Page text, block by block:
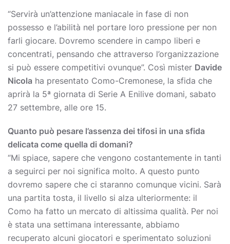
“Servirà un’attenzione maniacale in fase di non
possesso e l’abilità nel portare loro pressione per non
farli giocare. Dovremo scendere in campo liberi e
concentrati, pensando che attraverso l’organizzazione
si può essere competitivi ovunque”. Così mister Davide
Nicola ha presentato Como-Cremonese, la sfida che
aprirà la 5ª giornata di Serie A Enilive domani, sabato
27 settembre, alle ore 15.
Quanto può pesare l’assenza dei tifosi in una sfida
delicata come quella di domani?
“Mi spiace, sapere che vengono costantemente in tanti
a seguirci per noi significa molto. A questo punto
dovremo sapere che ci staranno comunque vicini. Sarà
una partita tosta, il livello si alza ulteriormente: il
Como ha fatto un mercato di altissima qualità. Per noi
è stata una settimana interessante, abbiamo
recuperato alcuni giocatori e sperimentato soluzioni